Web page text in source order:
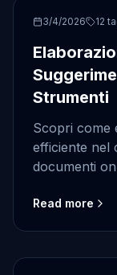
PDF
3/4/2026 12
Strumenti
Scopri come
efficiente nel
documenti
lavoro per
Read more